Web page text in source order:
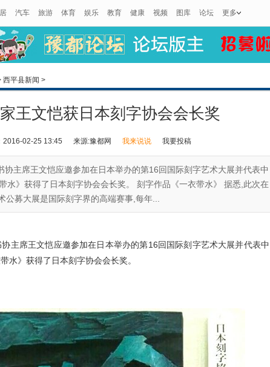
汽车 旅游 体育 娱乐 教育 健康 视频 图库 论坛 更多
西平县新闻 >
王文恺获日本刻字协会会长奖
2016-02-25 13:45 来源:豫都网 我来说说 我要投稿
协主席王文恺应邀参加在日本举办的第16回国际刻字艺术大展并代表中
水》获得了日本刻字协会会长奖。 刻字作品《一衣带水》 据悉,此次在
公募大展是国际刻字界的高端赛事,每年...
协主席王文恺应邀参加在日本举办的第16回国际刻字艺术大展并代表中
水》获得了日本刻字协会会长奖。